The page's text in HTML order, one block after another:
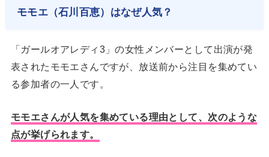
モモエ（石川百恵）はなぜ人気？
「ガールオアレディ3」の女性メンバーとして出演が発
表されたモモエさんですが、放送前から注目を集めてい
る参加者の一人です。
モモエさんが人気を集めている理由として、次のような
点が挙げられます。